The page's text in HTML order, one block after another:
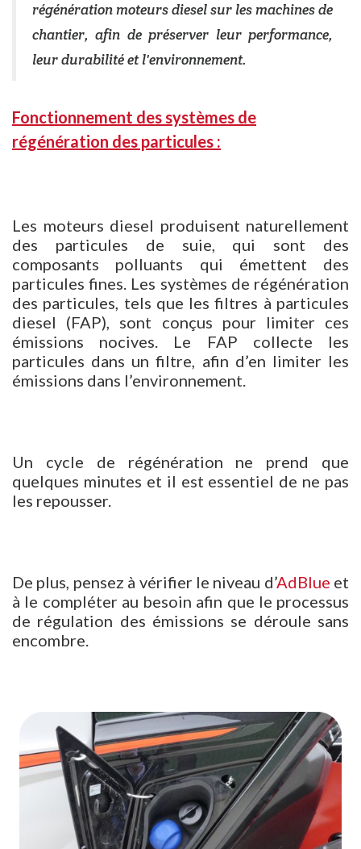
régénération moteurs diesel sur les machines de
chantier, afin de préserver leur performance,
leur durabilité et l'environnement.
Fonctionnement des systèmes de
régénération des particules :
Les moteurs diesel produisent naturellement
des particules de suie, qui sont des
composants polluants qui émettent des
particules fines. Les systèmes de régénération
des particules, tels que les filtres à particules
diesel (FAP), sont conçus pour limiter ces
émissions nocives. Le FAP collecte les
particules dans un filtre, afin d’en limiter les
émissions dans l’environnement.
Un cycle de régénération ne prend que
quelques minutes et il est essentiel de ne pas
les repousser.
De plus, pensez à vérifier le niveau d’AdBlue et
à le compléter au besoin afin que le processus
de régulation des émissions se déroule sans
encombre.